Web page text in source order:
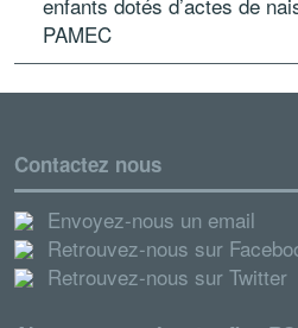
PAMEC
Contactez nous
Envoyez-nous un email
Retrouvez-nous sur
Retrouvez-nous sur Twitter